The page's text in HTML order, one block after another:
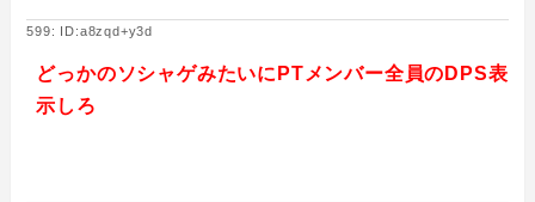
599: ID:a8zqd+y3d
どっかのソシャゲみたいにPTメンバー全員のDPS表
示しろ